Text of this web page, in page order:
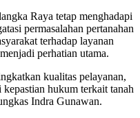
Raya tetap menghadapi
permasalahan pertanahan
terhadap layanan
perhatian utama.
kualitas pelayanan,
hukum terkait tanah
Indra Gunawan.